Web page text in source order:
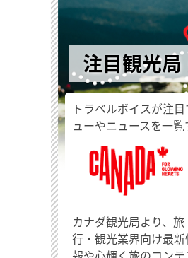
注目観光
トラベルボイスが注
ューやニュースを一覧
​カナダ観光局より、旅
行・観光業界向け最